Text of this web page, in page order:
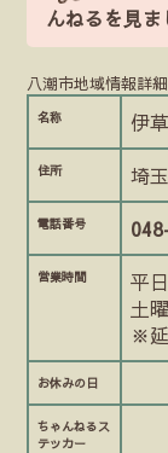
んねるを見
八潮市地域情報詳
名称 伊
住所 埼
電話番号
営業時間
平
土
※
お休みの日
ちゃんねるス
テッカー